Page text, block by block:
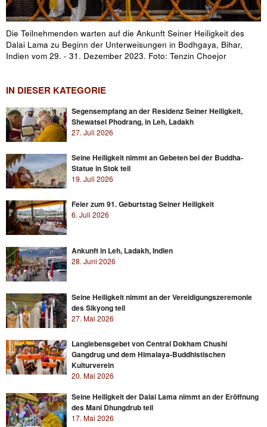
Die Teilnehmenden warten auf die Ankunft Seiner Heiligkeit des
Dalai Lama zu Beginn der Unterweisungen in Bodhgaya, Bihar,
Indien vom 29. - 31. Dezember 2023. Foto: Tenzin Choejor
IN DIESER KATEGORIE
Segensempfang an der Residenz Seiner Heiligkeit,
Shewatsel Phodrang, in Leh, Ladakh
27. Juli 2026
Seine Heiligkeit nimmt an Gebeten bei der Buddha-
Statue in Stok teil
19. Juli 2026
Feier zum 91. Geburtstag Seiner Heiligkeit
6. Juli 2026
Ankunft in Leh, Ladakh, Indien
28. Juni 2026
Seine Heiligkeit nimmt an der Vereidigungszeremonie
des Sikyong teil
27. Mai 2026
Langlebensgebet von Central Dokham Chushi
Gangdrug und dem Himalaya-Buddhistischen
Kulturverein
20. Mai 2026
Seine Heiligkeit der Dalai Lama nimmt an der Eröffnung
des Mani Dhungdrub teil
17. Mai 2026